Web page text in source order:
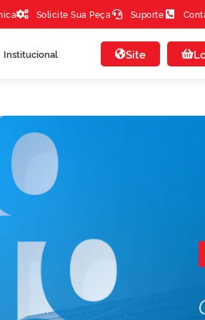
Solicite Sua Peça Suporte
Institucional Site